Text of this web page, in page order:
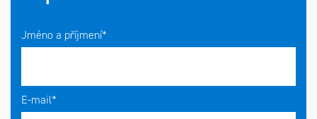
Jméno a příjmení*
E-mail*